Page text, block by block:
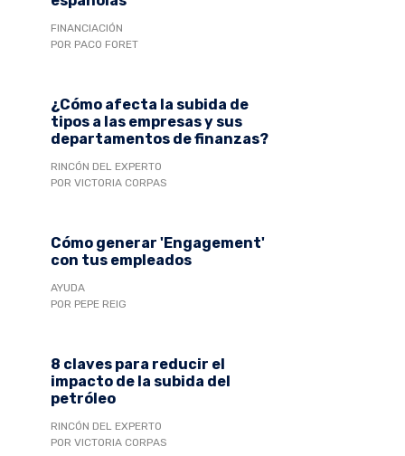
FINANCIACIÓN
POR PACO FORET
¿Cómo afecta la subida de
tipos a las empresas y sus
departamentos de finanzas?
RINCÓN DEL EXPERTO
POR VICTORIA CORPAS
Cómo generar 'Engagement'
con tus empleados
AYUDA
POR PEPE REIG
8 claves para reducir el
impacto de la subida del
petróleo
RINCÓN DEL EXPERTO
POR VICTORIA CORPAS